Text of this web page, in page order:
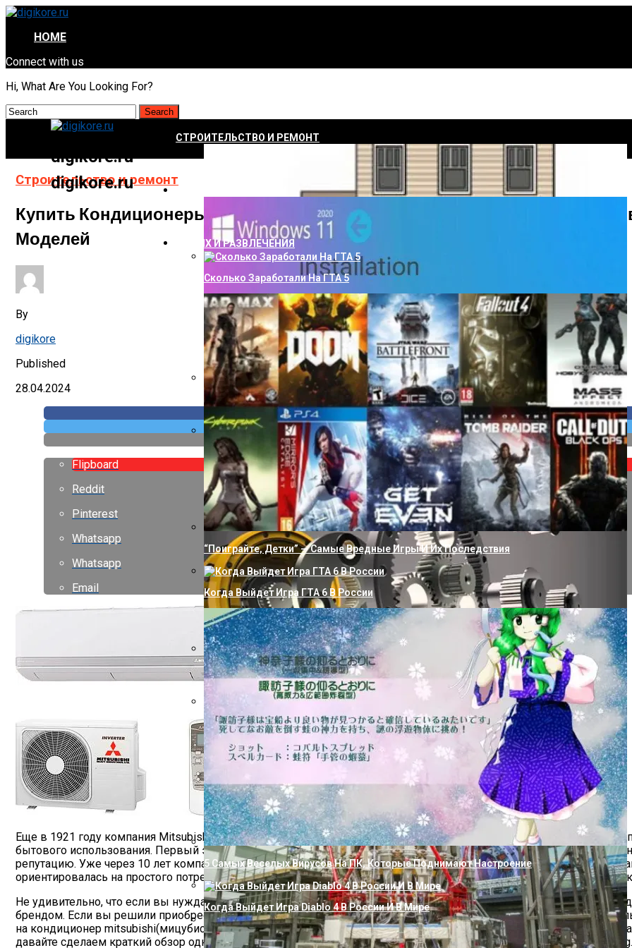
HOME
Connect with us
Hi, What Are You Looking For?
digikore.ru
digikore.ru
СТРОИТЕЛЬСТВО И РЕМОНТ
Как Сделать Водопровод В Частном Доме От Скважины Своими Руками
Как Избавиться От Извести В Воде Из Скважины
Как Подключить Насосную Станцию К Скважине Своими Руками
Правильное Использование Ключей Активации Windows 11: Шаги К Лицензированной
Технологический Шедевр: Планетарные Редукторы – Выбор И Мастерство Применения
ОТДЫХ И РАЗВЛЕЧЕНИЯ
Сколько Заработали На ГТА 5
“Поиграйте, Детки” — Самые Вредные Игры И Их Последствия
Когда Выйдет Игра ГТА 6 В России
5 Самых Веселых Вирусов На ПК, Которые Поднимают Настроение
Когда Выйдет Игра Diablo 4 В России И В Мире
Строительство и ремонт
Купить Кондиционеры Mitsubishi (мицубиси) По Выгодной Цене:
Моделей
By
digikore
Published
28.04.2024
Flipboard
Reddit
Pinterest
Whatsapp
Whatsapp
Email
Еще в 1921 году компания Mitsubishi Electric начала свою деятельность в области кондиционирования и начала
бытового использования. Первый электрический охладитель воздуха был простейшим вентилятором. Простая
репутацию. Уже через 10 лет компания стала выпускать охладители воздуха, которые более известные сегодня
ориентировалась на простого потребителя, поэтому кондиционер mitsubishi(мицубиси) купить может практически
Не удивительно, что если вы нуждаетесь в качественном и надежном оборудовании для кондиционирования
брендом. Если вы решили приобрести кондиционер mitsubishi(мицубиси) купить его можно обратившись к
на кондиционер mitsubishi(мицубиси) цена достаточно доступна для любого слоя населения. Чтобы увидеть
давайте сделаем краткий обзор одной из самых популярных моделей. Рассмотрим кондиционер mitsubishi srk20hg.